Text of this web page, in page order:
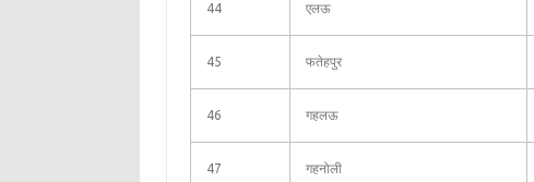
44 एलऊ
45 फतेहपुर
46 गहलऊ
47 गहनोली